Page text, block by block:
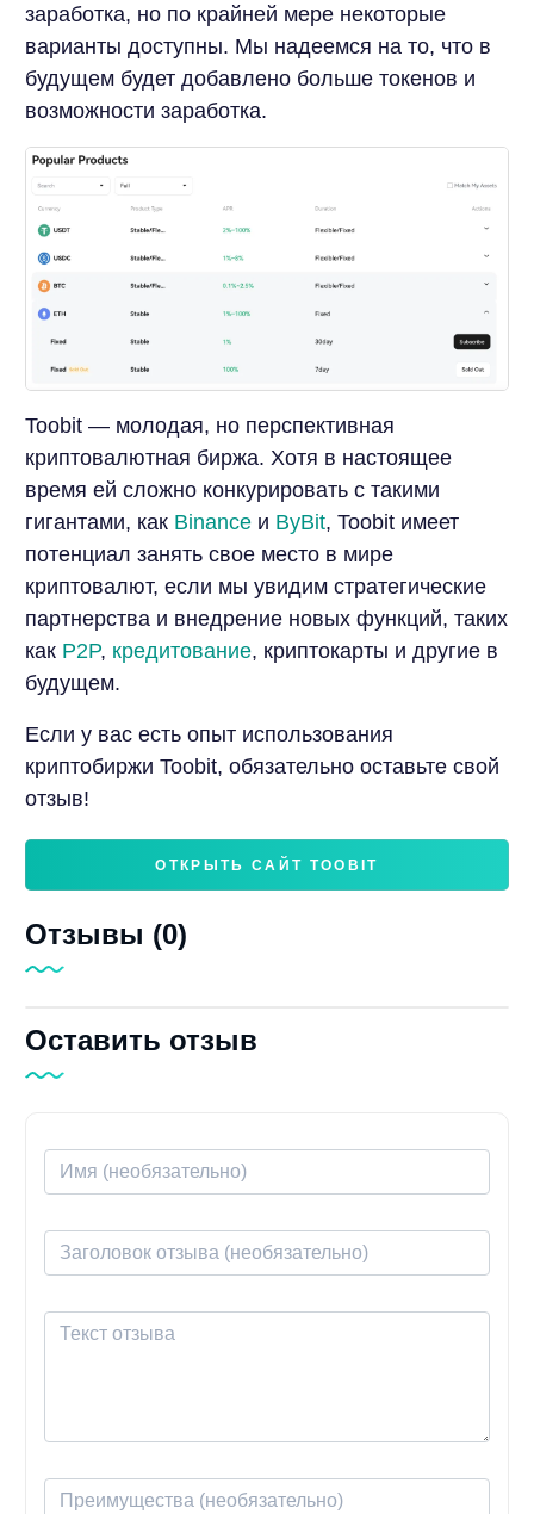
заработка, но по крайней мере некоторые
варианты доступны. Мы надеемся на то, что в
будущем будет добавлено больше токенов и
возможности заработка.
Toobit — молодая, но перспективная
криптовалютная биржа. Хотя в настоящее
время ей сложно конкурировать с такими
гигантами, как Binanceи ByBit, Toobit имеет
потенциал занять свое место в мире
криптовалют, если мы увидим стратегические
партнерства и внедрение новых функций, таких
как P2P, кредитование, криптокарты и другие в
будущем.
Если у вас есть опыт использования
криптобиржи Toobit, обязательно оставьте свой
отзыв!
ОТКРЫТЬ САЙТ TOOBIT
Отзывы (0)
Оставить отзыв